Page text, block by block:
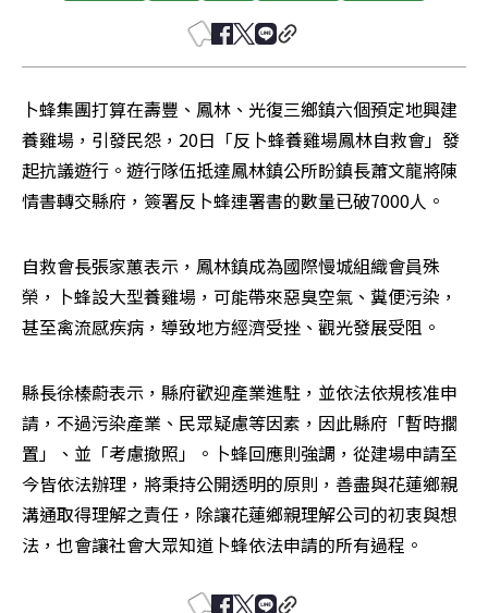
卜蜂集團打算在壽豐、鳳林、光復三鄉鎮六個預定地興建
養雞場，引發民怨，20日「反卜蜂養雞場鳳林自救會」發
起抗議遊行。遊行隊伍抵達鳳林鎮公所盼鎮長蕭文龍將陳
情書轉交縣府，簽署反卜蜂連署書的數量已破7000人。
自救會長張家蕙表示，鳳林鎮成為國際慢城組織會員殊
榮，卜蜂設大型養雞場，可能帶來惡臭空氣、糞便污染，
甚至禽流感疾病，導致地方經濟受挫、觀光發展受阻。
縣長徐榛蔚表示，縣府歡迎產業進駐，並依法依規核准申
請，不過污染產業、民眾疑慮等因素，因此縣府「暫時擱
置」、並「考慮撤照」。卜蜂回應則強調，從建場申請至
今皆依法辦理，將秉持公開透明的原則，善盡與花蓮鄉親
溝通取得理解之責任，除讓花蓮鄉親理解公司的初衷與想
法，也會讓社會大眾知道卜蜂依法申請的所有過程。